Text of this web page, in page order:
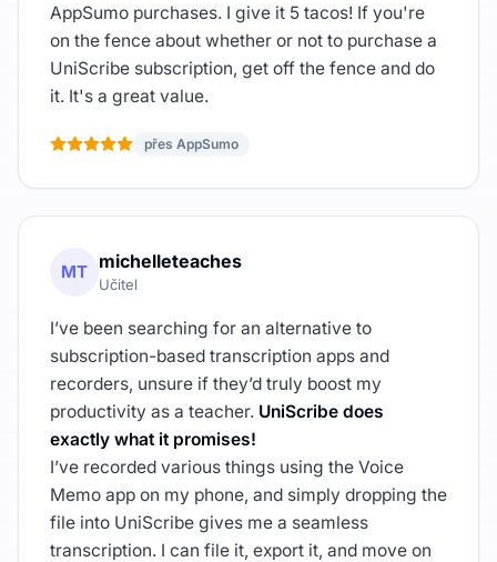
AppSumo purchases. I give it 5 tacos! If you're
on the fence about whether or not to purchase a
UniScribe subscription, get off the fence and do
it. It's a great value.
přes AppSumo
MT michelleteaches
Učitel
I’ve been searching for an alternative to
subscription-based transcription apps and
recorders, unsure if they’d truly boost my
productivity as a teacher. UniScribe does
exactly what it promises!
I’ve recorded various things using the Voice
Memo app on my phone, and simply dropping the
file into UniScribe gives me a seamless
transcription. I can file it, export it, and move on